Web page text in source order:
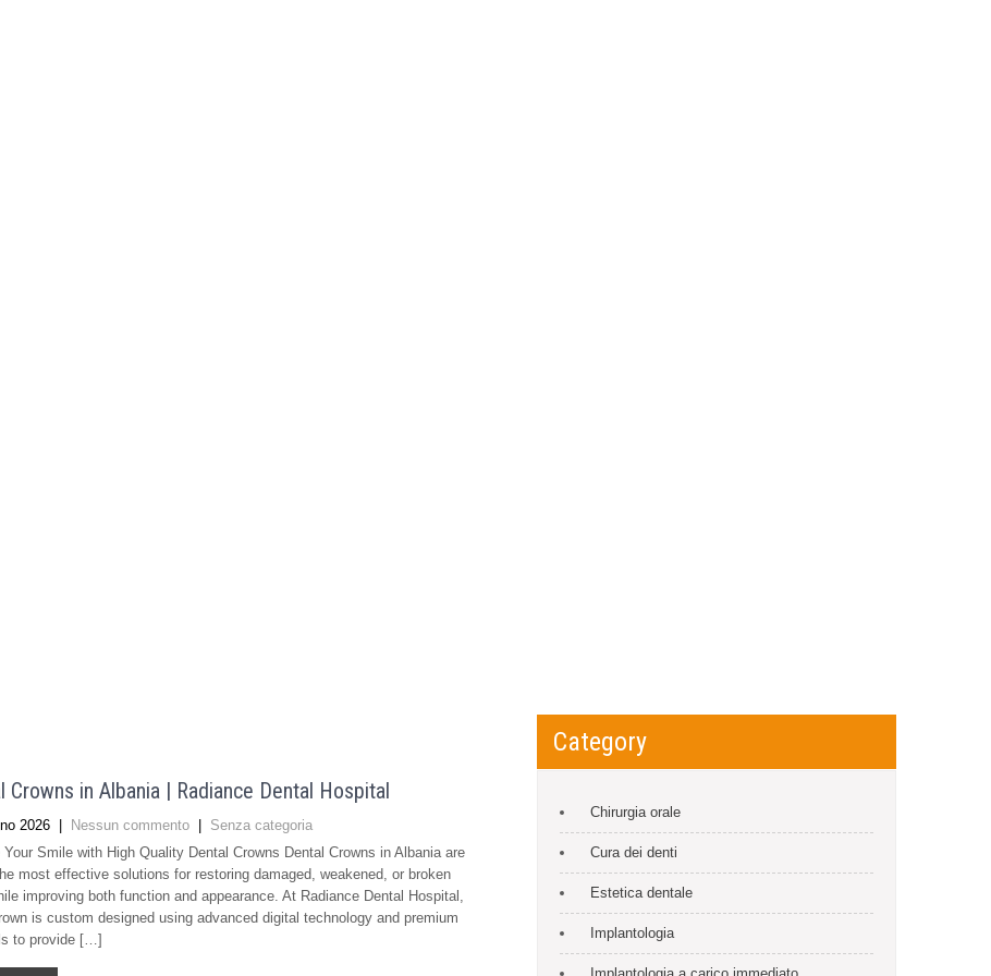
Crowns in Albania | Radiance Dental Hospital
2026 | Nessun commento | Senza categoria
Your Smile with High Quality Dental Crowns Dental Crowns in Albania are
most effective solutions for restoring damaged, weakened, or broken
improving both function and appearance. At Radiance Dental Hospital,
is custom designed using advanced digital technology and premium
to provide […]
Category
Chirurgia orale
Cura dei denti
Estetica dentale
Implantologia